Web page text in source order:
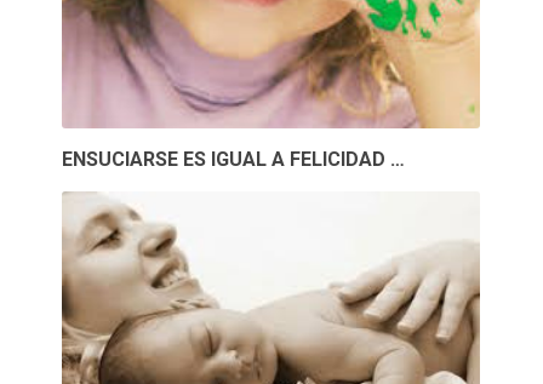
ENSUCIARSE ES IGUAL A FELICIDAD …